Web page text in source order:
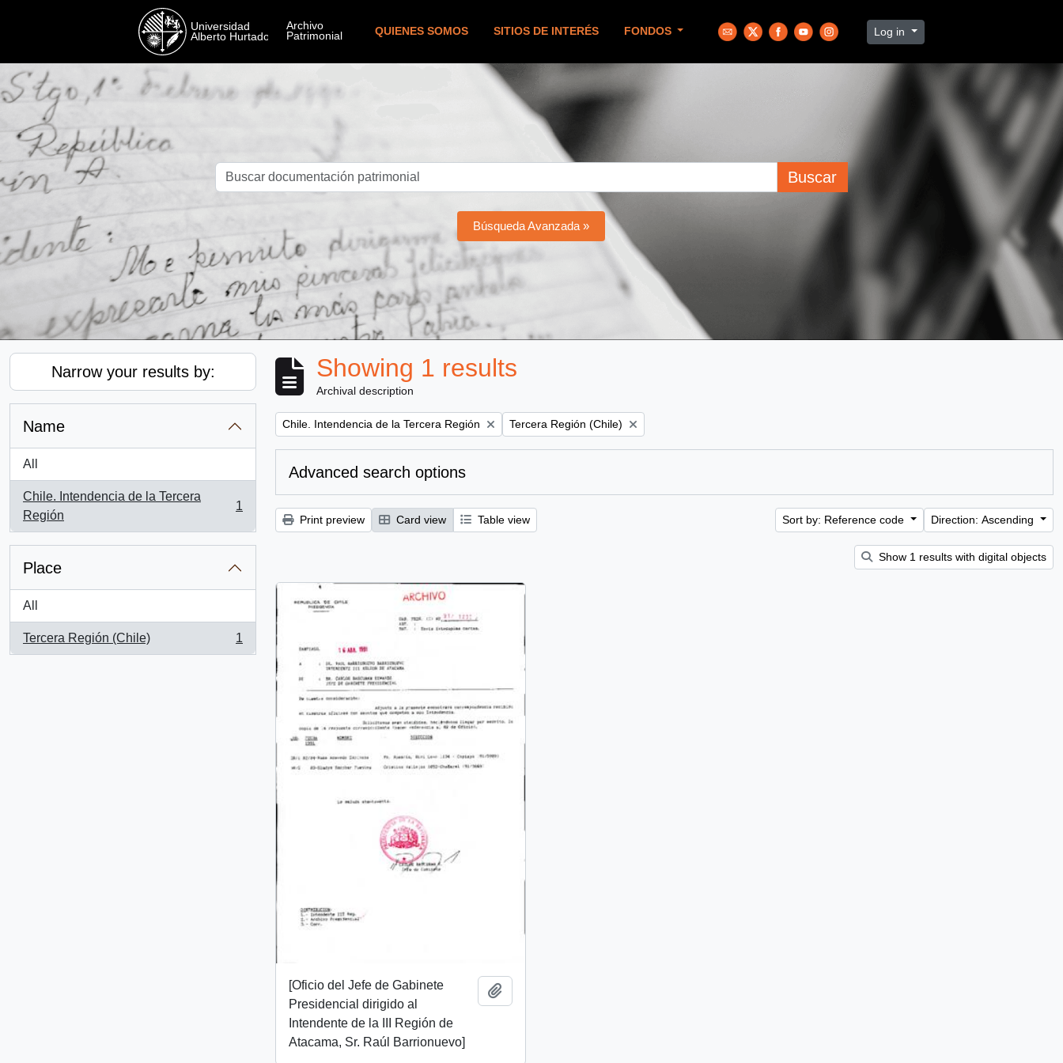
QUIENES SOMOS SITIOS DE INTERÉS FONDOS Log in
Buscar
Búsqueda Avanzada »
Narrow your results by:
Name
All
Chile. Intendencia de la Tercera
Región
, 1 results
1
Place
All
Tercera Región (Chile)
, 1 results
1
Showing 1 results
Archival description
Remove filter:
Chile. Intendencia de la Tercera Región Remove filter:
Tercera Región (Chile)
Advanced search options
Print preview Card view Table view Sort by: Reference code Direction: Ascending
Show 1 results with digital objects
[Oficio del Jefe de Gabinete
Presidencial dirigido al
Intendente de la III Región de
Atacama, Sr. Raúl Barrionuevo]